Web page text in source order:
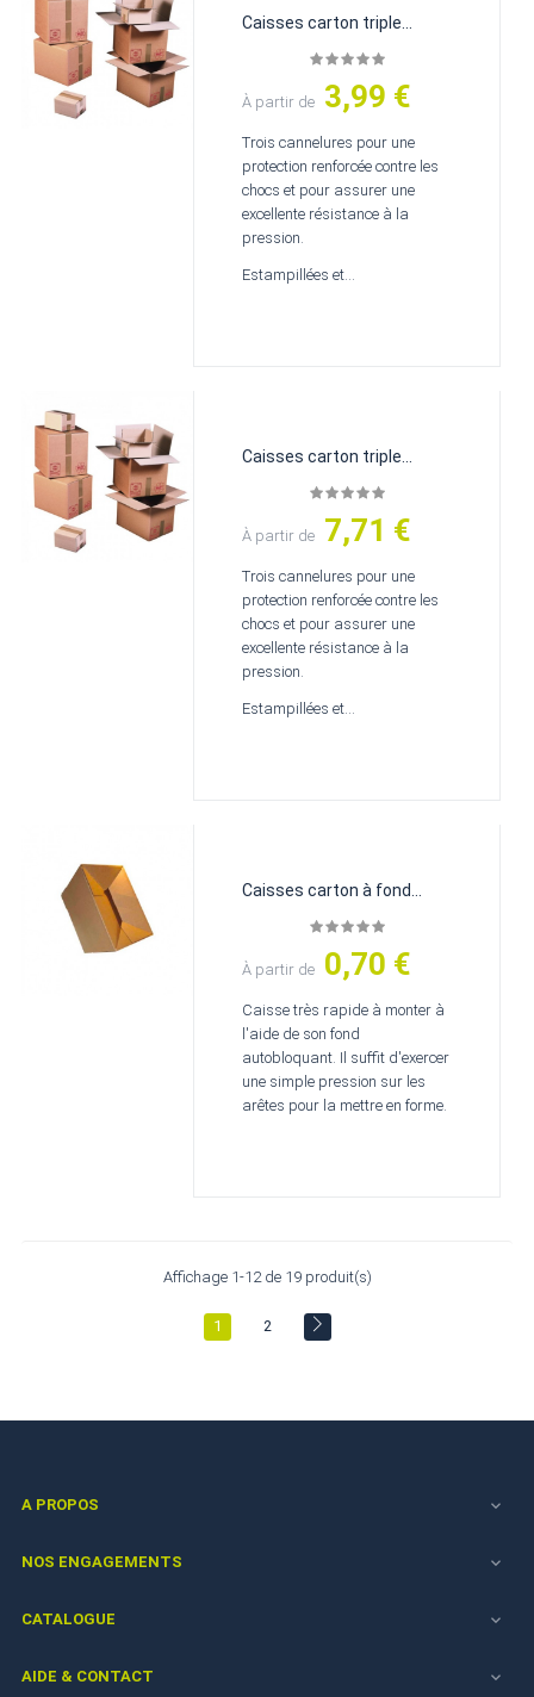
Caisses carton triple...
À partir de Prix
3,99 €
Trois cannelures pour une
protection renforcée contre les
chocs et pour assurer une
excellente résistance à la
pression.
Estampillées et...
Caisses carton triple...
À partir de Prix
7,71 €
Trois cannelures pour une
protection renforcée contre les
chocs et pour assurer une
excellente résistance à la
pression.
Estampillées et...
Caisses carton à fond
À partir de Prix
0,70 €
Caisse très rapide à monter à
l'aide de son fond
autobloquant. Il suffit d'exercer
une simple pression sur les
arêtes pour la mettre en forme.
Affichage 1-12 de 19 produit(s)
1 2
A PROPOS 
NOS ENGAGEMENTS 
CATALOGUE 
AIDE & CONTACT 